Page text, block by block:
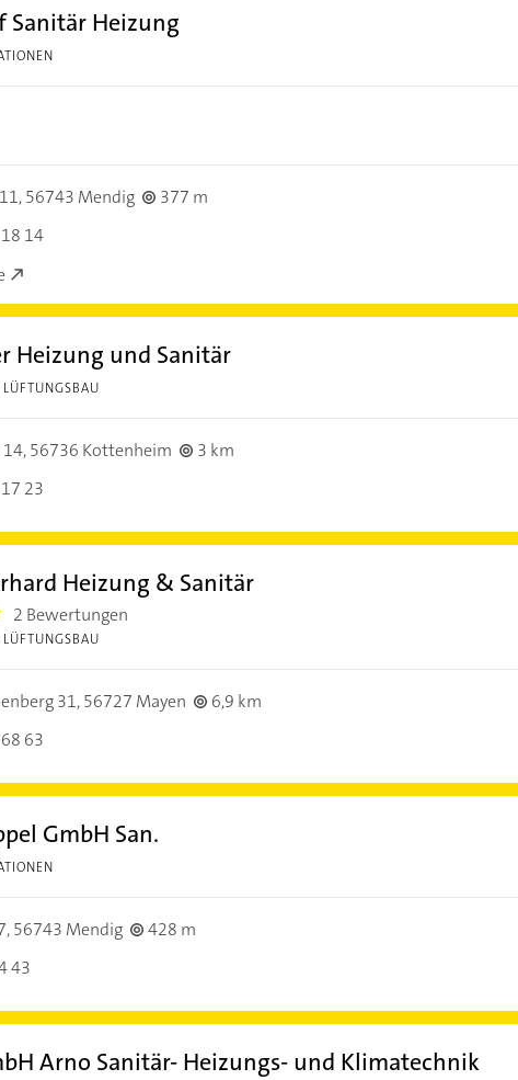
Sanitär Heizung
56743 Mendig
377 m
14
Heizung und Sanitär
14,56736 Kottenheim
3 km
23
Heizung & Sanitär
2 Bewertungen
31,56727 Mayen
6,9 km
63
GmbH San.
56743 Mendig
428 m
43
Arno Sanitär- Heizungs- und Klimatechnik